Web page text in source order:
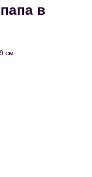
в
см